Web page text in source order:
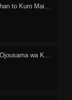
Shinigami Bocchan to Kuro Maid 2
Tai-Ari deshita. Ojousama wa Kakutou Game nante Shinai